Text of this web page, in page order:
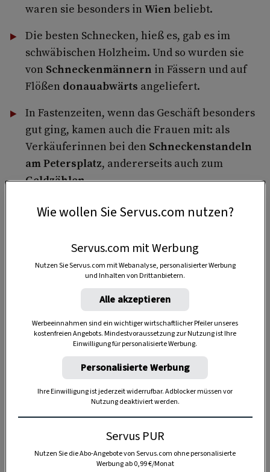
waren sie besonders in Wien beliebt.
Die besten Schnecken, hieß es, gab es im
schwäbischen Holzheim. Und so wurden sie
von Schneckenmännern in Fässern und auf
Flößen donauabwärts angeliefert.
In Fastenzeiten, wenn das Geschäft besonders
gut ging, kamen auch die Frauen mit: als
Verkäuferinnen bei den Schneckenstandeln
am Petersplatz, andererseits auch zum
Geldzählen.
4 Portionen
20 Minuten
35 Minuten
Wie wollen Sie Servus.com nutzen?
Servus.com mit Werbung
Nutzen Sie Servus.com mit Webanalyse, personalisierter Werbung
und Inhalten von Drittanbietern.
Alle akzeptieren
Werbeeinnahmen sind ein wichtiger wirtschaftlicher Pfeiler unseres
kostenfreien Angebots. Mindestvoraussetzung zur Nutzung ist Ihre
Einwilligung für personalisierte Werbung.
Personalisierte Werbung
Ihre Einwilligung ist jederzeit widerrufbar. Adblocker müssen vor
Nutzung deaktiviert werden.
Servus PUR
Nutzen Sie die Abo-Angebote von Servus.com ohne personalisierte
Werbung ab 0,99 €/Monat